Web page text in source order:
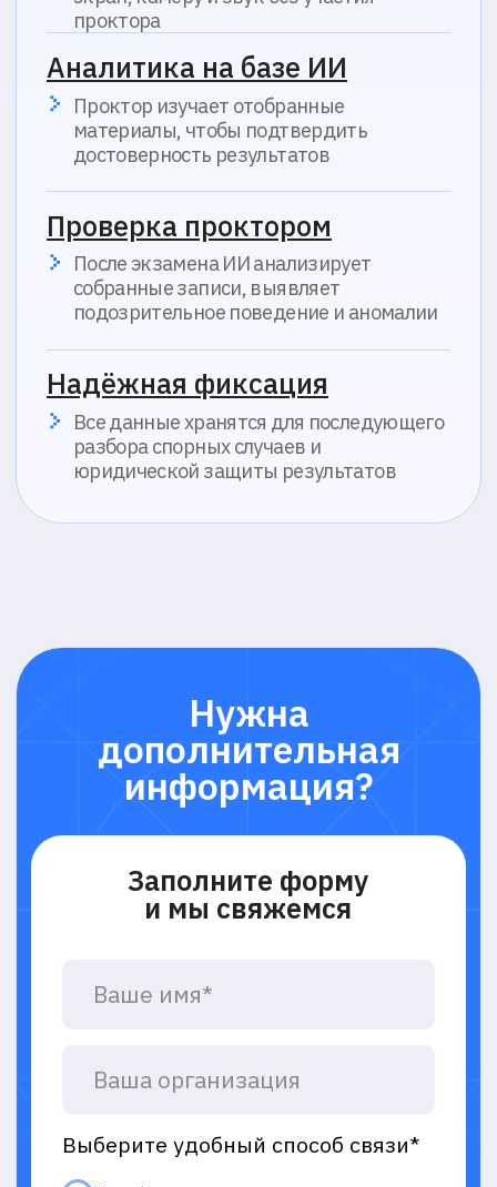
Политика обработки персональных данных
Политика в области обработки cookie
Согласие на обработку персональных данных
Интеграции
Партнерская
Статус
доступности
Пробный тест
Информация
Компания
О компании
Контакты
Отзывы FAQ